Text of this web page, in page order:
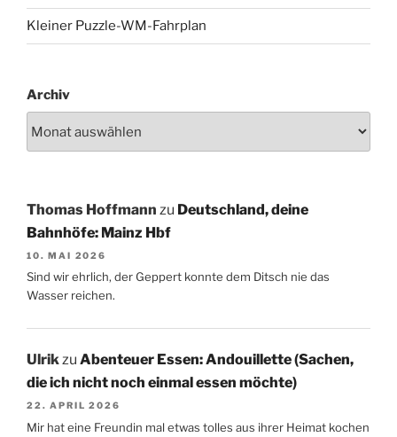
Kleiner Puzzle-WM-Fahrplan
Archiv
Thomas Hoffmann zu Deutschland, deine
Bahnhöfe: Mainz Hbf
10. MAI 2026
Sind wir ehrlich, der Geppert konnte dem Ditsch nie das
Wasser reichen.
Ulrikzu Abenteuer Essen: Andouillette (Sachen,
die ich nicht noch einmal essen möchte)
22. APRIL 2026
Mir hat eine Freundin mal etwas tolles aus ihrer Heimat kochen